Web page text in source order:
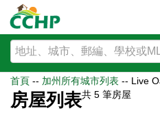
首頁 -- 加州所有城市列表 -- Live
房屋列表共 5 筆房屋